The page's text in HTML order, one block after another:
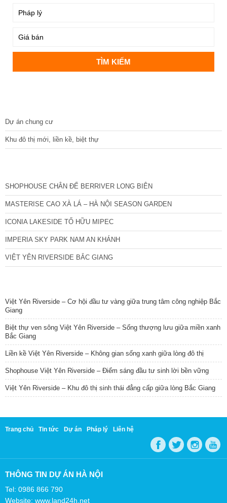
Dự án chung cư
Khu đô thị mới, liền kề, biệt thự
SHOPHOUSE CHÂN ĐẾ BERRIVER LONG BIÊN
MASTERISE CAO XÀ LÁ – HÀ NỘI SEASON GARDEN
ICONIA LAKESIDE TỐ HỮU MIPEC
IMPERIA SKY PARK NAM AN KHÁNH
VIỆT YÊN RIVERSIDE BẮC GIANG
Việt Yên Riverside – Cơ hội đầu tư vàng giữa trung tâm công nghiệp Bắc
Giang
Biệt thự ven sông Việt Yên Riverside – Sống thượng lưu giữa miền xanh
Bắc Giang
Liền kề Việt Yên Riverside – Không gian sống xanh giữa lòng đô thị
Shophouse Việt Yên Riverside – Điểm sáng đầu tư sinh lời bền vững
Việt Yên Riverside – Khu đô thị sinh thái đẳng cấp giữa lòng Bắc Giang
Trang chủ Tin tức Dự án Pháp lý Liên hệ
THÔNG TIN DỰ ÁN HÀ NỘI
Tel: 0986 866 790
Website: www.land24h.net